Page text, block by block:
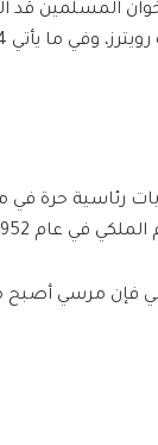
المسلمين قد
رئاسية حرة في
في عام 1952.
فإن مرسي أصبح